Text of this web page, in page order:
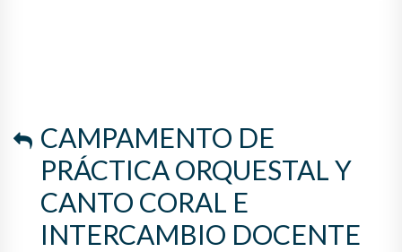
CAMPAMENTO DE
PRÁCTICA ORQUESTAL Y
CANTO CORAL E
INTERCAMBIO DOCENTE